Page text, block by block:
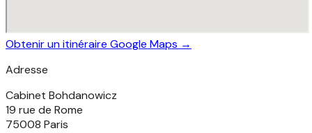
Obtenir un itinéraire Google Maps →
Adresse
Cabinet Bohdanowicz
19 rue de Rome
75008 Paris